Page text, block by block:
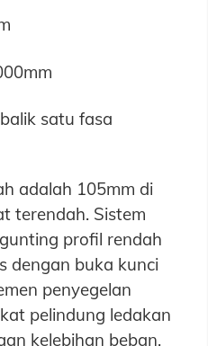
satu fasa
adalah 105mm di
terendah. Sistem
profil rendah
dengan buka kunci
penyegelan
pelindung ledakan
kelebihan beban,